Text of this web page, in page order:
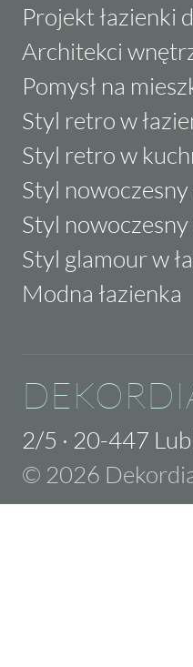
Projekt łazienki
Architekci
Pomysł na
Styl retro w
Styl retro w
Styl nowoczesny
Styl
Styl glamour w
Modna łazienka
2/5 · 20-447
© 2026